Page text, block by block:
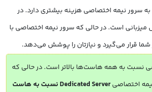
سرور نیمه اختصاصی هزینه بیشتری دارد. در
است. در حالی که سرور نیمه اختصاصی با
شما قرار می‌گیرد و نیازتان را پوشش می‌دهد.
نسبت به همه هاست‌ها بالاتر است. در حالی که
Dedicated Server نسبت به هاست